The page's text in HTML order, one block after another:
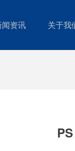
闻资讯 关于我